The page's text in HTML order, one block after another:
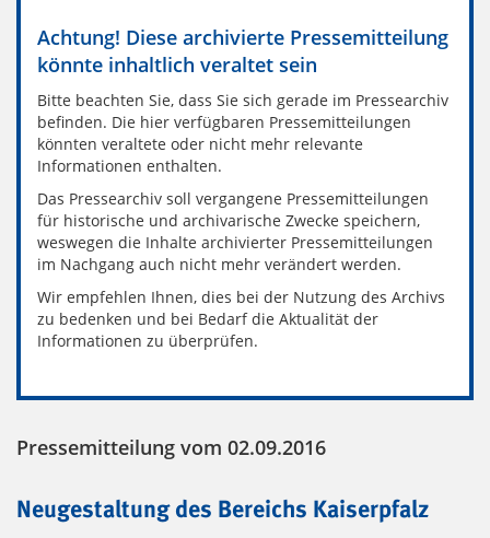
Achtung! Diese archivierte Pressemitteilung
könnte inhaltlich veraltet sein
Bitte beachten Sie, dass Sie sich gerade im Pressearchiv
befinden. Die hier verfügbaren Pressemitteilungen
könnten veraltete oder nicht mehr relevante
Informationen enthalten.
Das Pressearchiv soll vergangene Pressemitteilungen
für historische und archivarische Zwecke speichern,
weswegen die Inhalte archivierter Pressemitteilungen
im Nachgang auch nicht mehr verändert werden.
Wir empfehlen Ihnen, dies bei der Nutzung des Archivs
zu bedenken und bei Bedarf die Aktualität der
Informationen zu überprüfen.
Pressemitteilung vom 02.09.2016
Neugestaltung des Bereichs Kaiserpfalz